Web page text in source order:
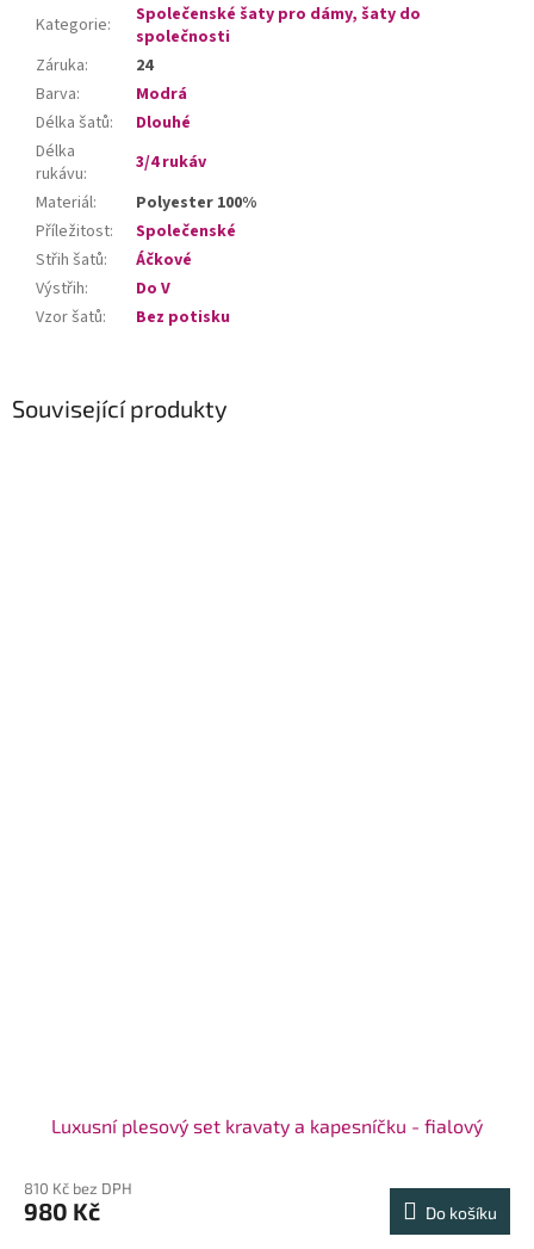
Související produkty
Luxusní plesový set kravaty a kapesníčku - fialový
810 Kč bez DPH
980 Kč Do košíku
Kategorie:
Společenské šaty pro dámy, šaty do
společnosti
Záruka:
24
Barva:
Modrá
Délka šatů:
Dlouhé
Délka
rukávu:
3/4 rukáv
Materiál:
Polyester 100%
Příležitost:
Společenské
Střih šatů:
Áčkové
Výstřih:
Do V
Vzor šatů: Bez potisku